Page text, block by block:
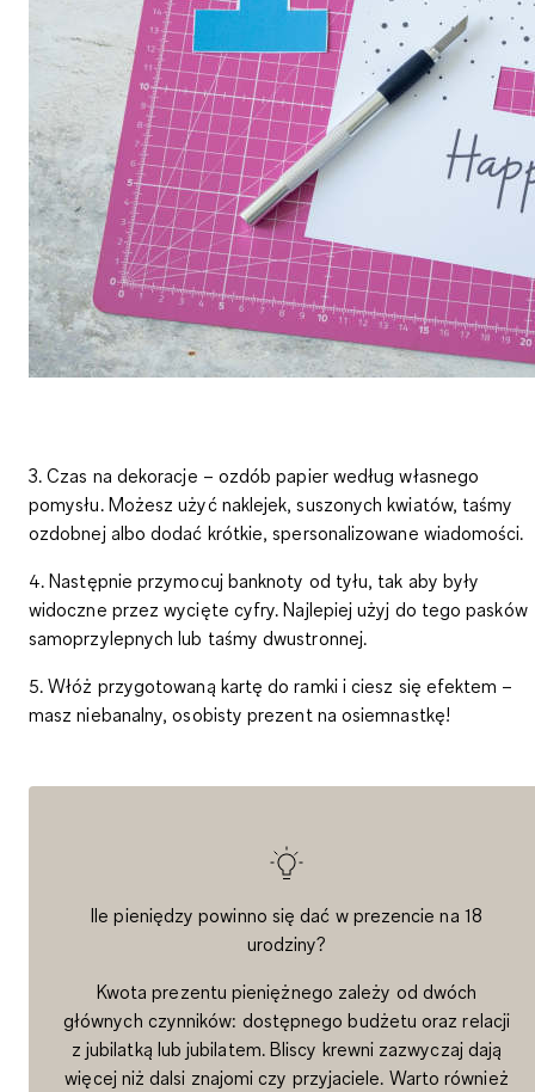
3. Czas na dekoracje – ozdób papier według własnego
pomysłu. Możesz użyć naklejek, suszonych kwiatów, taśmy
ozdobnej albo dodać krótkie, spersonalizowane wiadomości.
4. Następnie przymocuj banknoty od tyłu, tak aby były
widoczne przez wycięte cyfry. Najlepiej użyj do tego pasków
samoprzylepnych lub taśmy dwustronnej.
5. Włóż przygotowaną kartę do ramki i ciesz się efektem –
masz niebanalny, osobisty prezent na osiemnastkę!
Ile pieniędzy powinno się dać w prezencie na 18
urodziny?
Kwota prezentu pieniężnego zależy od dwóch
głównych czynników: dostępnego budżetu oraz relacji
z jubilatką lub jubilatem.Bliscy krewni zazwyczaj dają
więcej niż dalsi znajomi czy przyjaciele. Warto również